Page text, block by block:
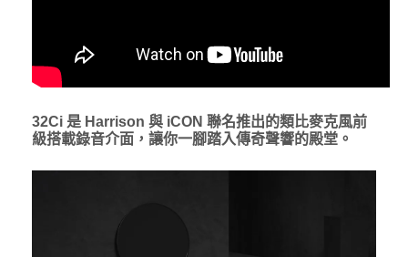
32Ci 是 Harrison 與 iCON 聯名推出的類比麥克風前
級搭載錄音介面，讓你一腳踏入傳奇聲響的殿堂。